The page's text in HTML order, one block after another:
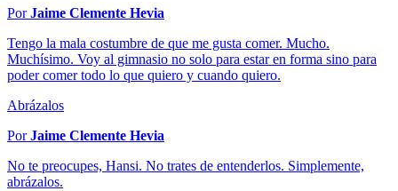
PorJaime Clemente Hevia
Tengo la mala costumbre de que me gusta comer. Mucho.
Muchísimo. Voy al gimnasio no solo para estar en forma sino para
poder comer todo lo que quiero y cuando quiero.
Abrázalos
PorJaime Clemente Hevia
No te preocupes, Hansi. No trates de entenderlos. Simplemente,
abrázalos.